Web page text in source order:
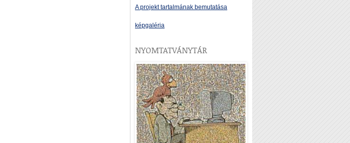
A projekt tartalmának bemutatása
képgaléria
NYOMTATVÁNYTÁR